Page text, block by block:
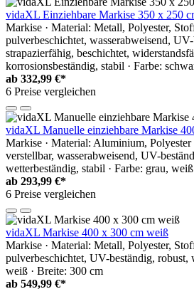
vidaXL Einziehbare Markise 350 x 250
Markise · Material: Metall, Polyester,
pulverbeschichtet, wasserabweisend,
strapazierfähig, beschichtet,
korrosionsbeständig, stabil · Farbe:
ab 332,99 €*
6 Preise vergleichen
vidaXL Manuelle einziehbare Markise
Markise · Material: Aluminium, Polyester
verstellbar, wasserabweisend, UV-
wetterbeständig, stabil · Farbe: grau,
ab 293,99 €*
6 Preise vergleichen
vidaXL Markise 400 x 300 cm weiß
Markise · Material: Metall, Polyester,
pulverbeschichtet, UV-beständig, robust,
weiß · Breite: 300 cm
ab 549,99 €*